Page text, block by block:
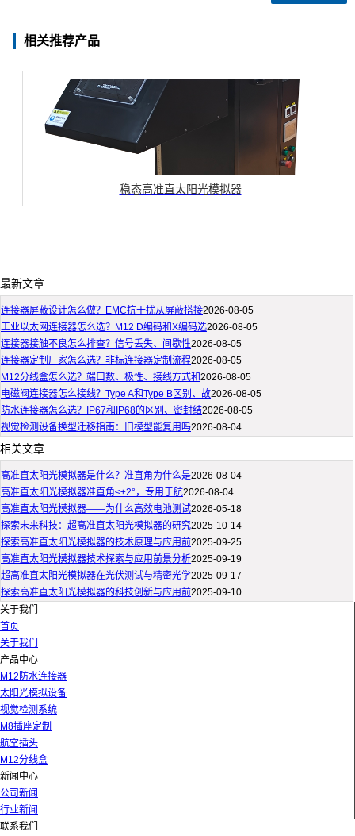
相关推荐产品
稳态高准直太阳光模拟器
最新文章
连接器屏蔽设计怎么做？EMC抗干扰从屏蔽搭接2026-08-05
工业以太网连接器怎么选？M12 D编码和X编码选2026-08-05
连接器接触不良怎么排查？信号丢失、间歇性2026-08-05
连接器定制厂家怎么选？非标连接器定制流程2026-08-05
M12分线盒怎么选？端口数、极性、接线方式和2026-08-05
电磁阀连接器怎么接线？Type A和Type B区别、故2026-08-05
防水连接器怎么选？IP67和IP68的区别、密封结2026-08-05
视觉检测设备换型迁移指南：旧模型能复用吗2026-08-04
相关文章
高准直太阳光模拟器是什么？准直角为什么是2026-08-04
高准直太阳光模拟器准直角≤±2°，专用于航2026-08-04
高准直太阳光模拟器——为什么高效电池测试2026-05-18
探索未来科技：超高准直太阳光模拟器的研究2025-10-14
探索高准直太阳光模拟器的技术原理与应用前2025-09-25
高准直太阳光模拟器技术探索与应用前景分析2025-09-19
超高准直太阳光模拟器在光伏测试与精密光学2025-09-17
探索高准直太阳光模拟器的科技创新与应用前2025-09-10
关于我们
首页
关于我们
产品中心
M12防水连接器
太阳光模拟设备
视觉检测系统
M8插座定制
航空插头
M12分线盒
新闻中心
公司新闻
行业新闻
联系我们